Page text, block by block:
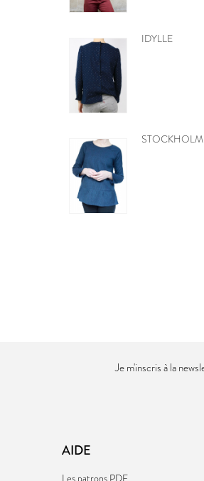
MOBILE
BE PRETTY
Je m'inscris à la
AIDE
Les patrons PDF